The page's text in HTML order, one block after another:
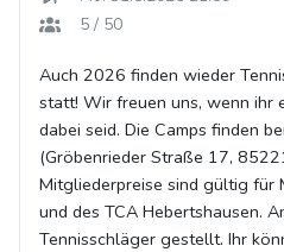
5 / 50
Auch 2026 finden wieder
statt! Wir freuen uns, wenn ihr
dabei seid. Die Camps finden
(Gröbenrieder Straße 17,
Mitgliederpreise sind gültig für
und des TCA Hebertshausen.
Tennisschläger gestellt. Ihr